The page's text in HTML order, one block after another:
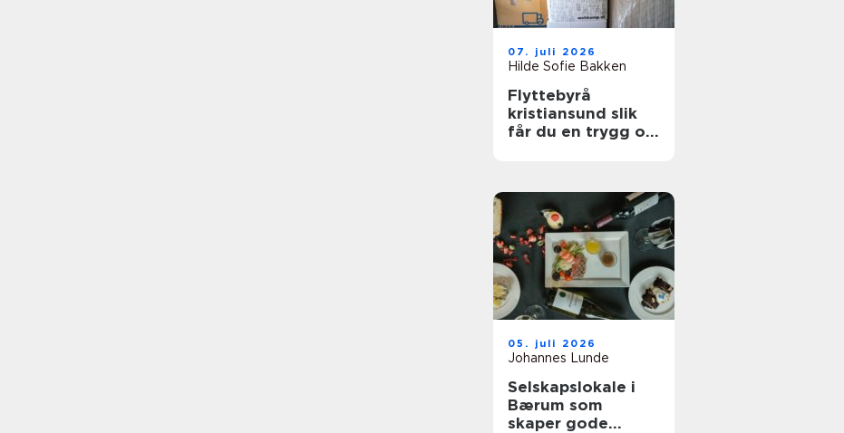
07. juli 2026
Hilde Sofie Bakken
Flyttebyrå
kristiansund slik
får du en trygg og
05. juli 2026
Johannes Lunde
Selskapslokale i
Bærum som
skaper gode